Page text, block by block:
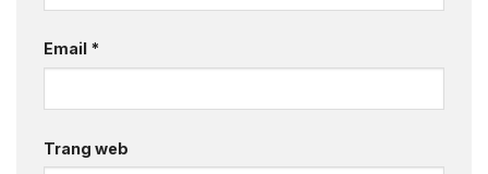
Email *
Trang web